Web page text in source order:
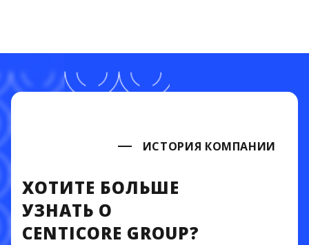
ИСТОРИЯ КОМПАНИИ
ХОТИТЕ БОЛЬШЕ
УЗНАТЬ О
CENTICORE GROUP?